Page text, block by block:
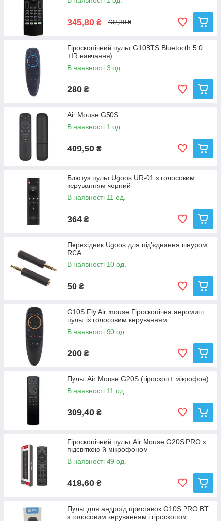
345,80 ₴ 432,30 ₴
Гіроскопічний пульт G10BTS Bluetooth 5.0
+IR навчання)
В наявності 3 од.
280 ₴
Air Mouse G50S
В наявності 1 од.
409,50 ₴
Блютуз пульт Ugoos UR-01 з голосовим
керуванням чорний
В наявності 11 од.
364 ₴
Перехідник Ugoos для під'єднання шнуром
RCA
В наявності 10 од.
50 ₴
G10S Fly Air mouse Гіроскопічна аеромиш
пульт із голосовим керуванням
В наявності 90 од.
200 ₴
Пульт Air Mouse G20S (гіроскоп+ мікрофон)
В наявності 11 од.
309,40 ₴
Гіроскопічний пульт Air Mouse G20S PRO з
підсвіткою й мікрофоном
В наявності 49 од.
418,60 ₴
Пульт для андроїд приставок G10S PRO BT
з голосовим керуванням і гіроскопом